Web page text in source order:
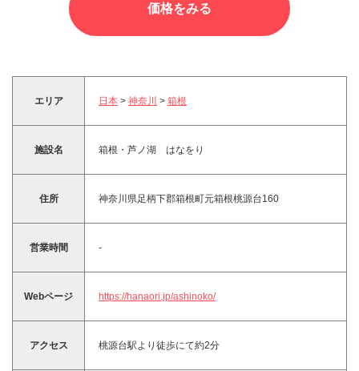
価格をみる
エリア 日本 > 神奈川 > 箱根
施設名 箱根・芦ノ湖 はなをり
住所 神奈川県足柄下郡箱根町元箱根桃源台160
営業時間 -
Webページ https://hanaori.jp/ashinoko/
アクセス 桃源台駅より徒歩にて約2分